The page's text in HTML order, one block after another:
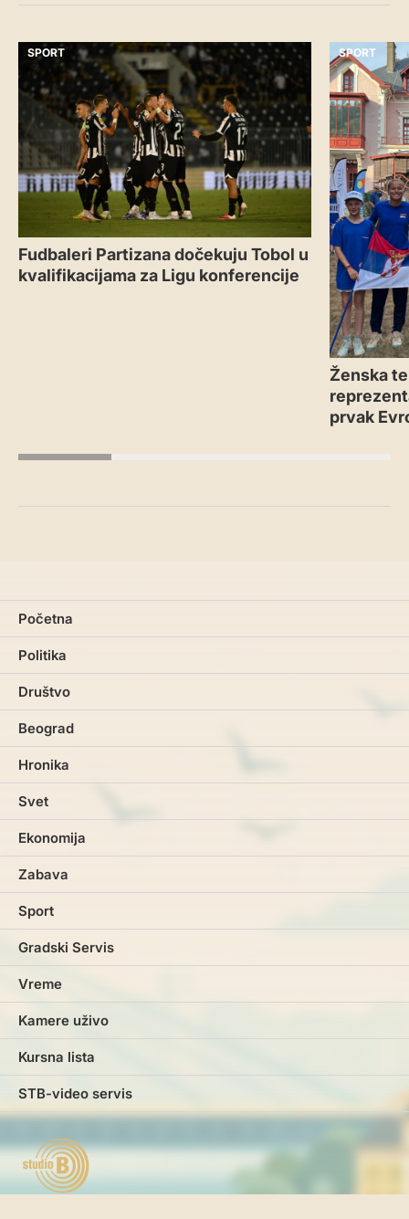
SPORT
Fudbaleri Partizana dočekuju Tobol u
kvalifikacijama za Ligu konferencije
SPORT
Ženska
prvak
Početna
Politika
Društvo
Beograd
Hronika
Svet
Ekonomija
Zabava
Sport
Gradski Servis
Vreme
Kamere uživo
Kursna lista
STB-video servis